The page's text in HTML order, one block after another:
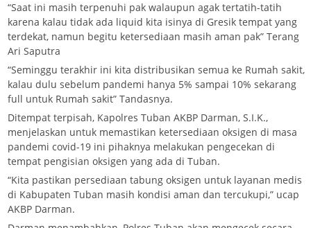
“Saat ini masih terpenuhi pak walaupun agak tertatih-tatih
karena kalau tidak ada liquid kita isinya di Gresik tempat yang
terdekat, namun begitu ketersediaan masih aman pak” Terang
Ari Saputra
“Seminggu terakhir ini kita distribusikan semua ke Rumah sakit,
kalau dulu sebelum pandemi hanya 5% sampai 10% sekarang
full untuk Rumah sakit” Tandasnya.
Ditempat terpisah, Kapolres Tuban AKBP Darman, S.I.K.,
menjelaskan untuk memastikan ketersediaan oksigen di masa
pandemi covid-19 ini pihaknya melakukan pengecekan di
tempat pengisian oksigen yang ada di Tuban.
“Kita pastikan persediaan tabung oksigen untuk layanan medis
di Kabupaten Tuban masih kondisi aman dan tercukupi,” ucap
AKBP Darman.